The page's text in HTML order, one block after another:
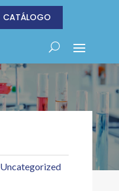
CATÁLOGO
Uncategorized